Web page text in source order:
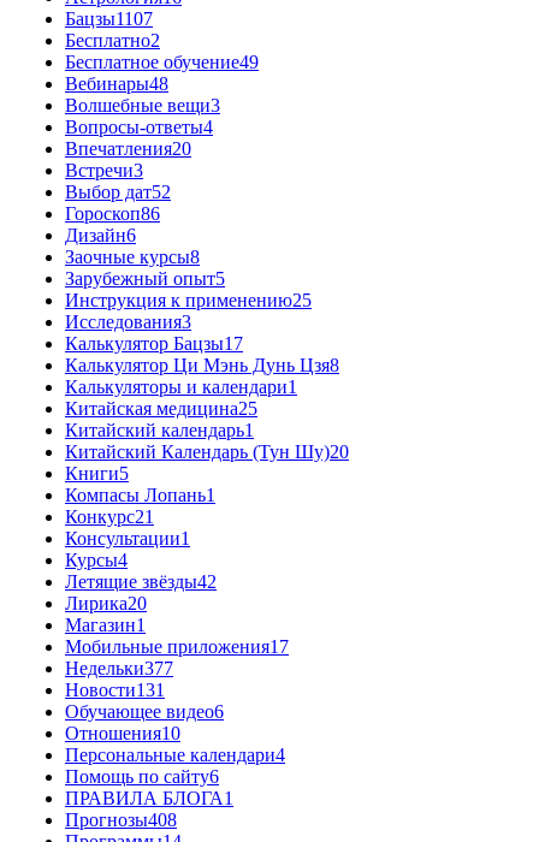
Бацзы1107
Бесплатно2
Бесплатное обучение49
Вебинары48
Волшебные вещи3
Вопросы-ответы4
Впечатления20
Встречи3
Выбор дат52
Гороскоп86
Дизайн6
Заочные курсы8
Зарубежный опыт5
Инструкция к применению25
Исследования3
Калькулятор Бацзы17
Калькулятор Ци Мэнь Дунь Цзя8
Калькуляторы и календари1
Китайская медицина25
Китайский календарь1
Китайский Календарь (Тун Шу)20
Книги5
Компасы Лопань1
Конкурс21
Консультации1
Курсы4
Летящие звёзды42
Лирика20
Магазин1
Мобильные приложения17
Недельки377
Новости131
Обучающее видео6
Отношения10
Персональные календари4
Помощь по сайту6
ПРАВИЛА БЛОГА1
Прогнозы408